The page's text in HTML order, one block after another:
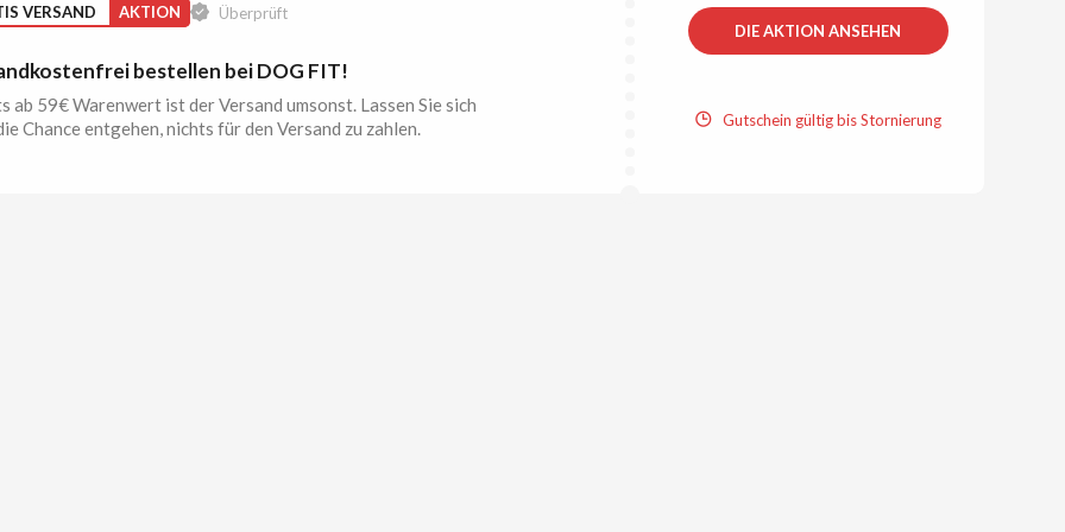
VERSAND AKTION Überprüft
bestellen bei DOG FIT!
ab 59€ Warenwert ist der Versand umsonst. Lassen Sie sich
Chance entgehen, nichts für den Versand zu zahlen.
DIE AKTION ANSEHEN
Gutschein gültig bis Stornierung